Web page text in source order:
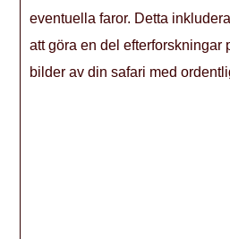
eventuella faror. Detta
att göra en del efterforskningar
bilder av din safari med